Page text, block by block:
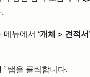
.
메뉴에서 ‘개체 > 견적서
’ 탭을 클릭합니다.